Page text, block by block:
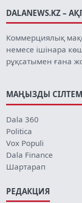
DALANEWS.KZ –
Коммерциялық
немесе ішінара
рұқсатымен ғана
МАҢЫЗДЫ
Dala 360
Politica
Vox Populi
Dala Finance
Шартарап
РЕДАКЦИЯ